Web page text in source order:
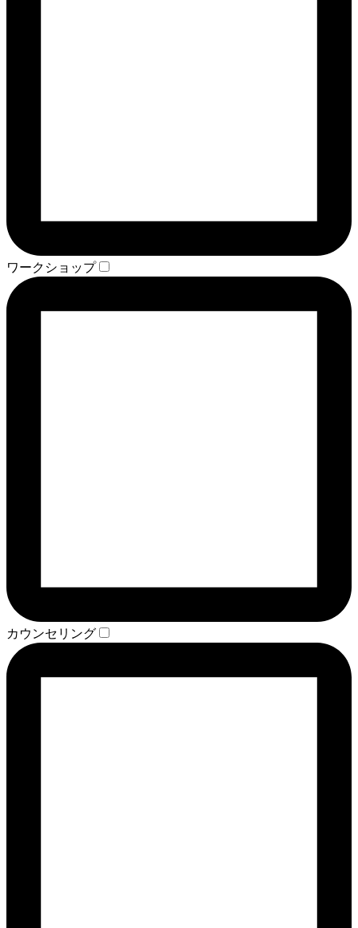
ワークショップ
カウンセリング